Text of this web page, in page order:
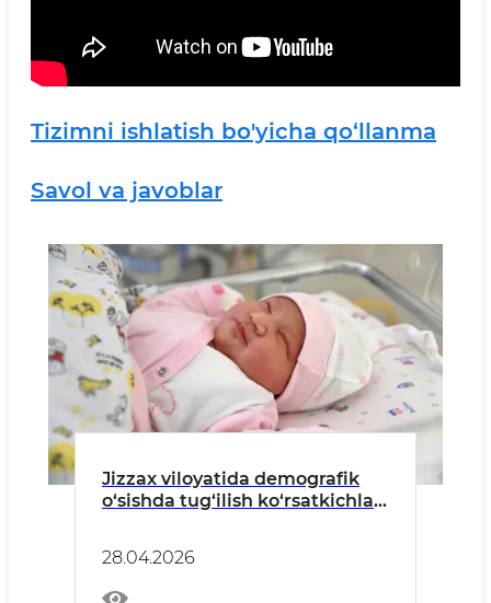
Tizimni ishlatish bo'yicha qo‘llanma
Savol va javoblar
Jizzax viloyatida demografik
o‘sishda tug‘ilish ko‘rsatkichlari
28.04.2026